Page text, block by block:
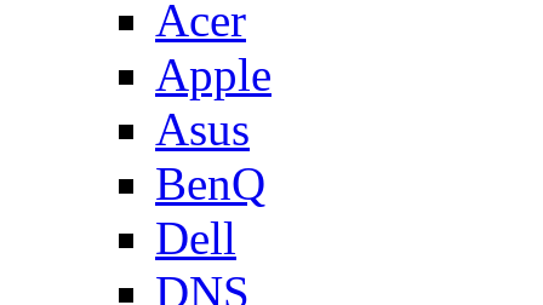
Acer
Apple
Asus
BenQ
Dell
DNS